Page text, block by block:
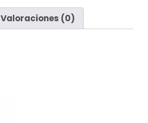
Valoraciones (0)